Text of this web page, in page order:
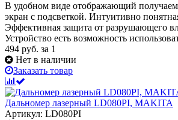
В удобном виде отображающий
экран с подсветкой. Интуитивно
Эффективная защита от разрушающего
Устройство есть возможность
494 руб. за 1
Нет в наличии
Заказать товар
Дальномер лазерный LD080PI, MAKITA
Артикул: LD080PI